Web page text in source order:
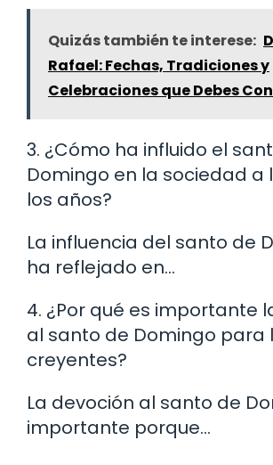
Quizás también te interese:
Rafael: Fechas, Tradiciones y
Celebraciones que Debes
3. ¿Cómo ha influido el
Domingo en la sociedad a
los años?
La influencia del santo de
ha reflejado en…
4. ¿Por qué es importante
al santo de Domingo para
creyentes?
La devoción al santo de
importante porque…